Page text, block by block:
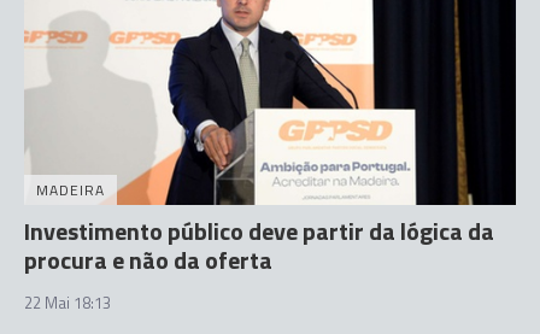
MADEIRA
Investimento público deve partir da lógica da
procura e não da oferta
22 Mai 18:13